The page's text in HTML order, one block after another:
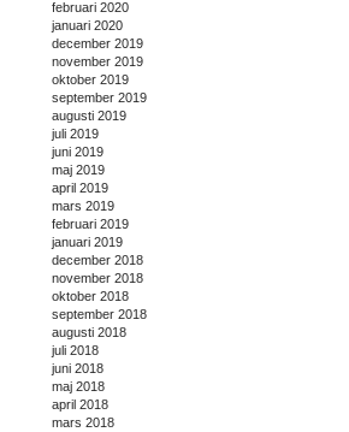
februari 2020
januari 2020
december 2019
november 2019
oktober 2019
september 2019
augusti 2019
juli 2019
juni 2019
maj 2019
april 2019
mars 2019
februari 2019
januari 2019
december 2018
november 2018
oktober 2018
september 2018
augusti 2018
juli 2018
juni 2018
maj 2018
april 2018
mars 2018